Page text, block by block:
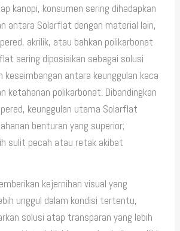
kanopi, konsumen sering dihadapkan
antara Solarflat dengan material lain,
akrilik, atau bahkan polikarbonat
sering diposisikan sebagai solusi
keseimbangan antara keunggulan kaca
ketahanan polikarbonat. Dibandingkan
keunggulan utama Solarflat
benturan yang superior;
sulit pecah atau retak akibat
kejernihan visual yang
unggul dalam kondisi tertentu,
solusi atap transparan yang lebih